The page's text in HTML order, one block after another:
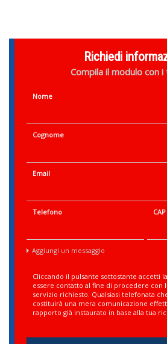
Richiedi
Compila il modulo con
Nome
Cognome
Email
Telefono CAP
Aggiungi un messaggio
Cliccando il pulsante sottostante accetti la
essere contatto al fine di procedere con
servizio richiesto. Qualsiasi telefonata
costituirà una mera comunicazione
rapporto già instaurato in base alla tua